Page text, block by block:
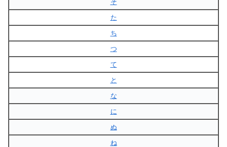
そ
た
ち
つ
て
と
な
に
ぬ
ね